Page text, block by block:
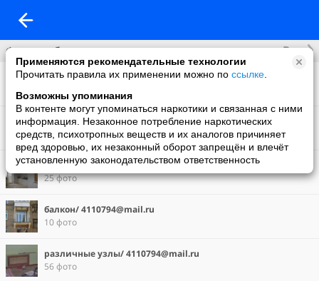
Применяются рекомендательные технологии
Прочитать правила их применении можно по ссылке
Возможны упоминания
В контенте могут упоминаться наркотики и связанная с ними
информация. Незаконное потребление наркотических
средств, психотропных веществ и их аналогов причиняет
вред здоровью, их незаконный оборот запрещён и влечёт
установленную законодательством ответственность
Фотоальбомы Все
ванная / 4110794@mail.ru
гостиная/ 4110794@mail.ru
22 фото
спальня/ 4110794@mail.ru
25 фото
балкон/ 4110794@mail.ru
10 фото
различные узлы/ 4110794@mail.ru
56 фото